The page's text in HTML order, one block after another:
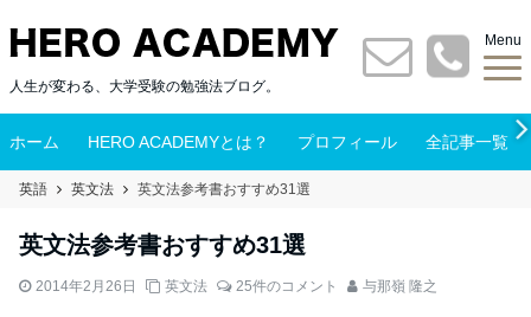
人生が変わる、大学受験の勉強法ブログ。
Menu
ホーム HERO ACADEMYとは？ プロフィール 全記事一覧
英語 英文法 英文法参考書おすすめ31選
英文法参考書おすすめ31選
2014年2月26日 英文法 25件のコメント 与那嶺 隆之